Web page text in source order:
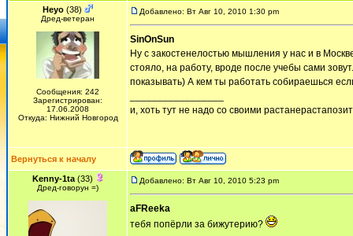
Heyo (38)
Дред-ветеран
Сообщения: 242
Зарегистрирован:
17.06.2008
Откуда: Нижний Новгород
Добавлено: Вт Авг 10, 2010 1:30 pm
SinOnSun
Ну с закостенелостью мышления у нас и в
стояло, на работу, вроде после учебы сами
показывать) А кем ты работать собираешься
и, хоть тут не надо со своими
Вернуться к началу
Kenny-1ta(33)
Дред-говорун =)
Добавлено: Вт Авг 10, 2010 5:23 pm
aFReeka
тебя попёрли за бижутерию?